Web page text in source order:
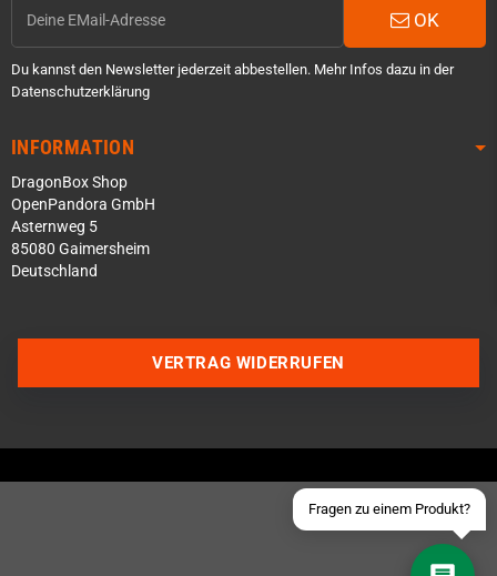
OK
Du kannst den Newsletter jederzeit abbestellen. Mehr Infos dazu in der
Datenschutzerklärung
INFORMATION
DragonBox Shop
OpenPandora GmbH
Asternweg 5
85080 Gaimersheim
Deutschland
Fragen zu einem Produkt?
Schick uns eine eMail
VERTRAG WIDERRUFEN